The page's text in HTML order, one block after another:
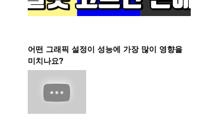
어떤 그래픽 설정이 성능에 가장 많이 영향을
미치나요?